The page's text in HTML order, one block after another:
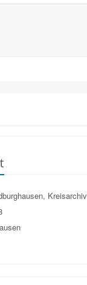
Kreisarchiv